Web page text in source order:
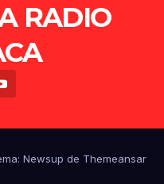
RADIO
Newsup de Themeansar